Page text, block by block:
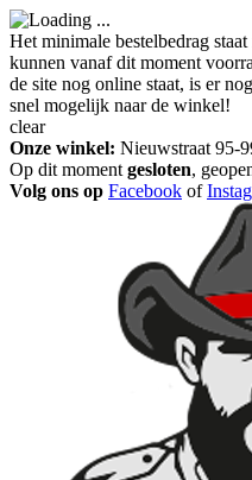
Het minimale bestelbedrag
kunnen vanaf dit moment
de site nog online staat, is er
snel mogelijk naar de winkel!
clear
Onze winkel: Nieuwstraat 95-
Op dit moment gesloten,
Volg ons op Facebook of